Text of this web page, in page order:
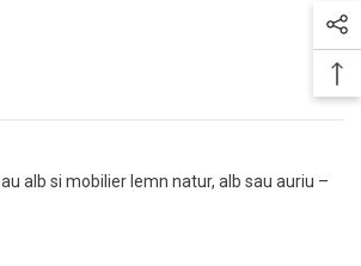
alb si mobilier lemn natur, alb sau auriu –